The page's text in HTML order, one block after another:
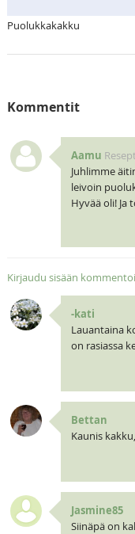
Puolukkakakku
Kommentit
Aamu
Juhlimme
leivoin
Hyvää oli! Ja
Kirjaudu sisään
-kati
Lauantaina
on rasiassa
Bettan
Kaunis
Jasmine85
Siinäpä on